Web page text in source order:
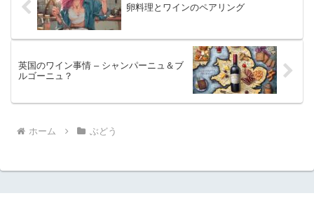
卵料理とワインのペアリング
英国のワイン事情 – シャンパーニュ＆ブ
ルゴーニュ？
ホーム ぶどう